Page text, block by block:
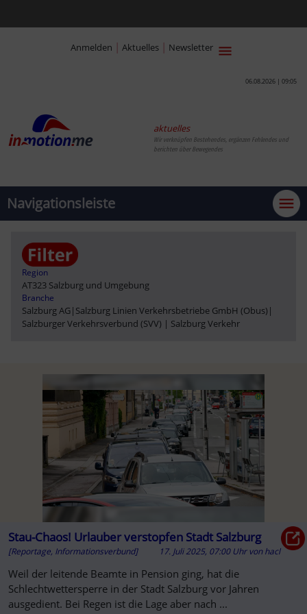
Anmelden | Aktuelles | Newsletter
06.08.2026 | 09:05
aktuelles
Wir verknüpfen Bestehendes, ergänzen Fehlendes und
berichten über Bewegendes
Navigationsleiste
Region
AT323 Salzburg und Umgebung
Branche
Salzburg AG| Salzburg Linien Verkehrsbetriebe GmbH (Obus) |
Salzburger Verkehrsverbund (SVV) | Salzburg Verkehr
Stau-Chaos! Urlauber verstopfen Stadt Salzburg
[Reportage, Informationsverbund] 17. Juli 2025, 07:00 Uhr vonhacl
Weil der leitende Beamte in Pension ging, hat die
Schlechtwettersperre in der Stadt Salzburg vor Jahren
ausgedient. Bei Regen ist die Lage aber nach ...